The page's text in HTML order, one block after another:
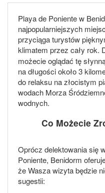
Playa de Poniente w
najpopularniejszych
przyciąga turystów
klimatem przez cały rok.
możecie oglądać tę
na długości około 3
do relaksu na złocistym
wodach Morza
wodnych.
Co Możecie
Oprócz delektowania się
Poniente, Benidorm
że Wasza wizyta będzie
sugestii: